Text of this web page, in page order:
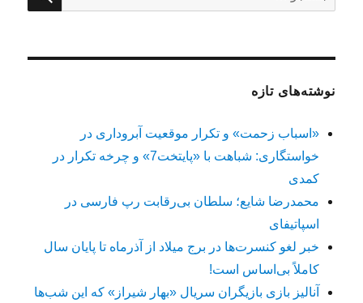
برای:
نوشته‌های تازه
«اسباب زحمت» و تکرار موقعیت آبروداری در
خواستگاری: شباهت با «پایتخت7» و چرخه تکرار در
کمدی
محمدرضا شایع؛ سلطان بی‌رقابت رپ فارسی در
اسپاتیفای
خبر لغو کنسرت‌ها در برج میلاد از آذرماه تا پایان سال
کاملاً بی‌اساس است!
آنالیز بازی بازیگران سریال «بهار شیراز» که این شب‌ها